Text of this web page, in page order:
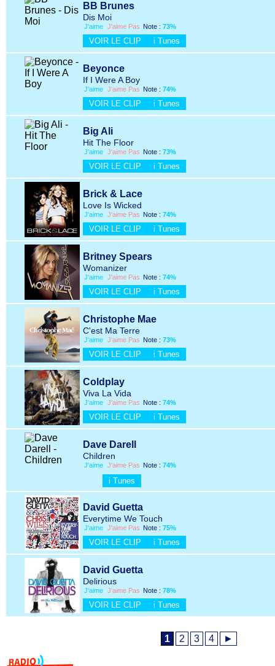
BB Brunes
Dis Moi
J'aime J'aime Pas Note : 73%
VOIR LE CLIP i Tunes
Beyonce
If I Were A Boy
J'aime J'aime Pas Note : 74%
VOIR LE CLIP i Tunes
Big Ali
Hit The Floor
J'aime J'aime Pas Note : 73%
VOIR LE CLIP i Tunes
Brick & Lace
Love Is Wicked
J'aime J'aime Pas Note : 74%
VOIR LE CLIP i Tunes
Britney Spears
Womanizer
J'aime J'aime Pas Note : 74%
VOIR LE CLIP i Tunes
Christophe Mae
C'est Ma Terre
J'aime J'aime Pas Note : 73%
VOIR LE CLIP i Tunes
Coldplay
Viva La Vida
J'aime J'aime Pas Note : 74%
VOIR LE CLIP i Tunes
Dave Darell
Children
J'aime J'aime Pas Note : 74%
i Tunes
David Guetta
Everytime We Touch
J'aime J'aime Pas Note : 75%
VOIR LE CLIP i Tunes
David Guetta
Delirious
J'aime J'aime Pas Note : 78%
VOIR LE CLIP i Tunes
1 2 3 4 ►